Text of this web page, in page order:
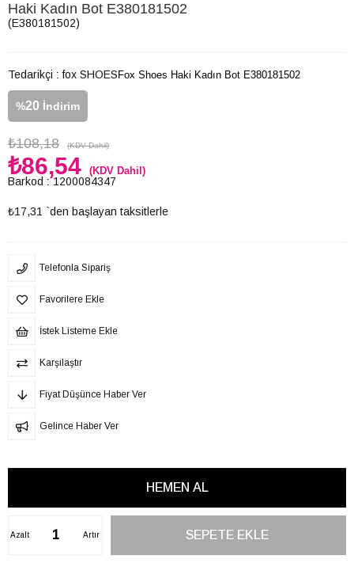
Haki Kadın Bot E380181502
(E380181502)
Tedarikçi : fox SHOES
%20 İndirim
₺108,18 (KDV Dahil)
₺86,54 (KDV Dahil)
Barkod : 1200084347
₺17,31 `den başlayan taksitlerle
Fox Shoes Haki Kadın Bot E380181502
Telefonla Sipariş
Favorilere Ekle
İstek Listeme Ekle
Karşılaştır
Fiyat Düşünce Haber Ver
Gelince Haber Ver
Artır
Azalt